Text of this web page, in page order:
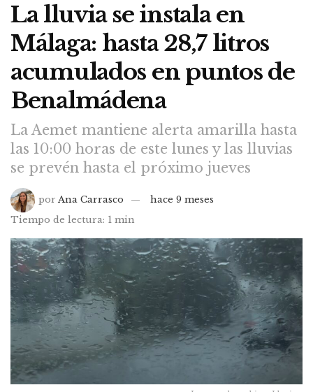
La lluvia se instala en
Málaga: hasta 28,7 litros
acumulados en puntos de
Benalmádena
La Aemet mantiene alerta amarilla hasta
las 10:00 horas de este lunes y las lluvias
se prevén hasta el próximo jueves
por Ana Carrasco
hace 9 meses
Tiempo de lectura: 1 min